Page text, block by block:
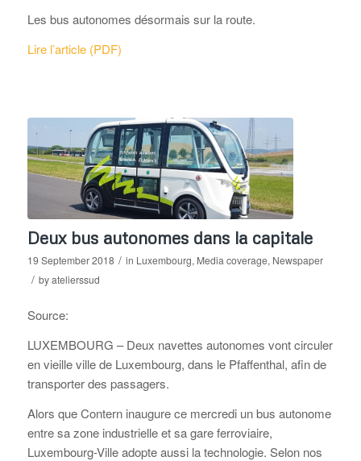
Les bus autonomes désormais sur la route.
Lire l’article (PDF)
Deux bus autonomes dans la capitale
19 September 2018 / in Luxembourg, Media coverage, Newspaper
/ byatelierssud
Source:
LUXEMBOURG – Deux navettes autonomes vont circuler
en vieille ville de Luxembourg, dans le Pfaffenthal, afin de
transporter des passagers.
Alors que Contern inaugure ce mercredi un bus autonome
entre sa zone industrielle et sa gare ferroviaire,
Luxembourg-Ville adopte aussi la technologie. Selon nos